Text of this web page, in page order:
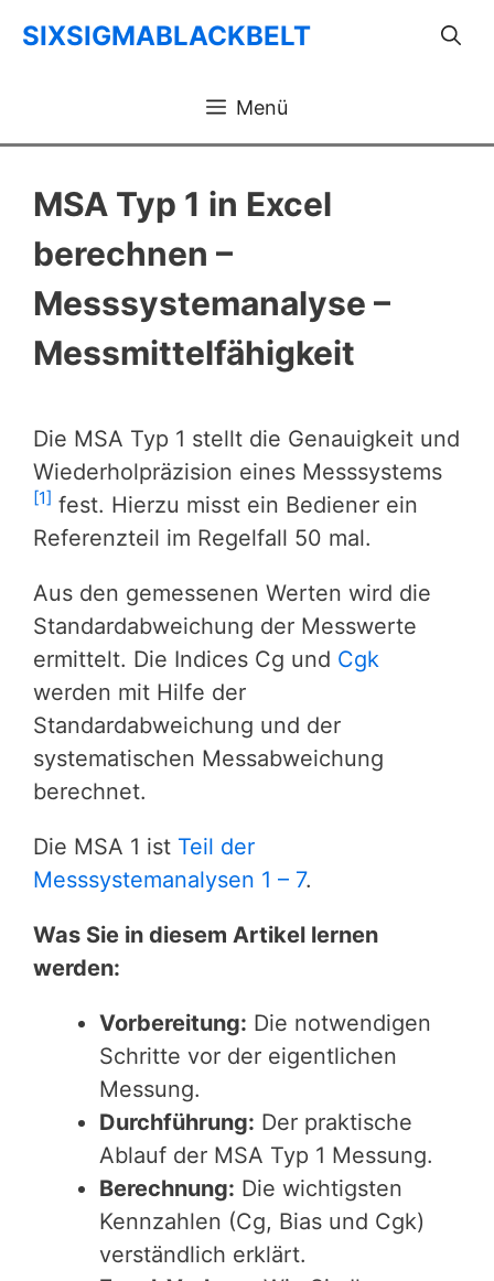
Inhalt
SIXSIGMABLACKBELT
Menü
MSA Typ 1 in Excel
berechnen –
Messsystemanalyse –
Messmittelfähigkeit
Die MSA Typ 1 stellt die Genauigkeit und
Wiederholpräzision eines Messsystems
[1] fest. Hierzu misst ein Bediener ein
Referenzteil im Regelfall 50 mal.
Aus den gemessenen Werten wird die
Standardabweichung der Messwerte
ermittelt. Die Indices Cg und Cgk
werden mit Hilfe der
Standardabweichung und der
systematischen Messabweichung
berechnet.
Die MSA 1 ist Teil der
Messsystemanalysen 1 – 7.
Was Sie in diesem Artikel lernen
werden:
Vorbereitung: Die notwendigen
Schritte vor der eigentlichen
Messung.
Durchführung: Der praktische
Ablauf der MSA Typ 1 Messung.
Berechnung: Die wichtigsten
Kennzahlen (Cg, Bias und Cgk)
verständlich erklärt.